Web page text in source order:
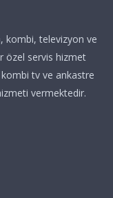
kombi, televizyon ve
özel servis hizmet
tv ve ankastre
vermektedir.